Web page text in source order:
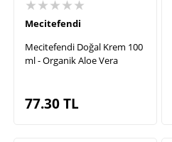
★★★★★
Mecitefendi
Mecitefendi Doğal Krem 100
ml - Organik Aloe Vera
77.30TL